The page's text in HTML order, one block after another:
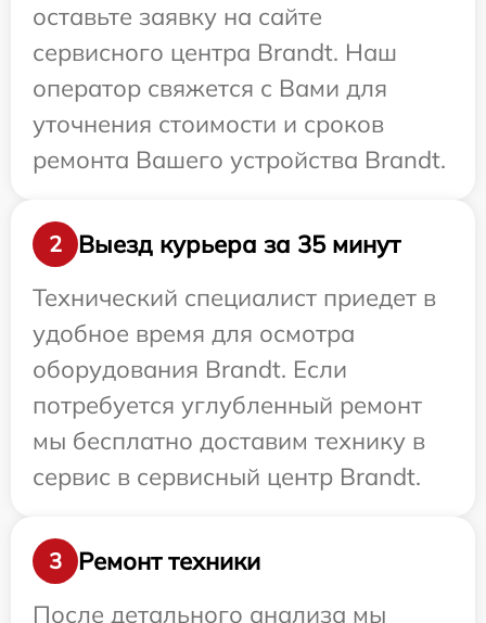
оставьте заявку на сайте
сервисного центра Brandt. Наш
оператор свяжется с Вами для
уточнения стоимости и сроков
ремонта Вашего устройства Brandt.
2
Выезд курьера за 35 минут
Технический специалист приедет в
удобное время для осмотра
оборудования Brandt. Если
потребуется углубленный ремонт
мы бесплатно доставим технику в
сервис в сервисный центр Brandt.
3
Ремонт техники
После детального анализа мы